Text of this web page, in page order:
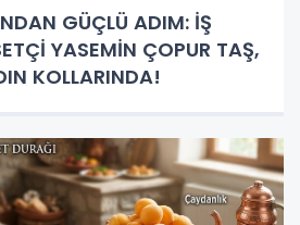
GÜÇLÜ ADIM: İŞ
YASEMİN ÇOPUR TAŞ,
KOLLARINDA!